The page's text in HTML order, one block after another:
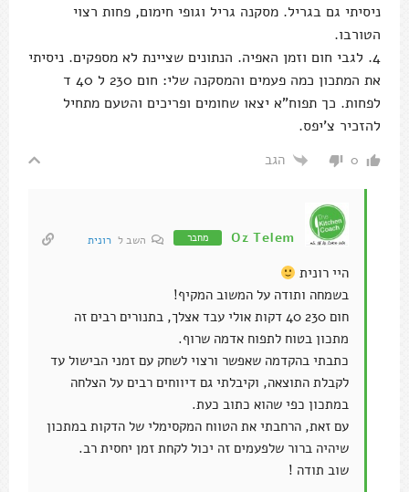
ניסיתי גם בגריל. מסקנה גריל וגופי חימום, פחות רצוי
הטורבו.
4. לגבי חום וזמן האפיה. הנתונים שציינת לא מספקים. ניסיתי
את המתכון כמה פעמים והמסקנה שלי: חום 230 ל 40 ד
לפחות. כך תפוח"א יצאו שחומים ופריכים והטעם מתחיל
להזכיר צ'יפס.
0 הגב
Oz Telem מחבר השב ל רונית
היי רונית
בשמחה ותודה על המשוב המקיף!
חום 230 40 דקות אולי עבד אצלך, בתנורים רבים זה
מתכון בטוח לתפוח אדמה שרוף.
כתבתי בהקדמה שאפשר ורצוי לשחק עם זמני הבישול עד
לקבלת התוצאה, וקיבלתי גם דיווחים רבים על הצלחה
במתכון כפי שהוא כתוב כעת.
עם זאת, הרחבתי את הטווח המקסימלי של הדקות במתכון
שיהיה ברור שלפעמים זה יכול לקחת זמן יחסית רב.
שוב תודה !